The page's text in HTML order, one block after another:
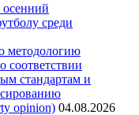
среди
методологию
соответствии
стандартам и
opinion) 04.08.2026